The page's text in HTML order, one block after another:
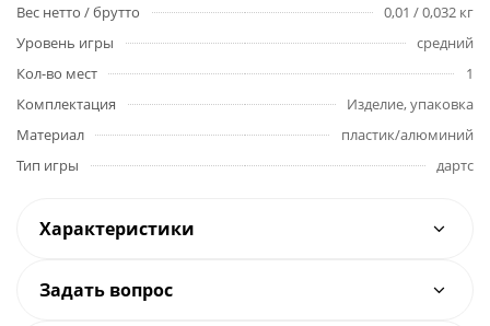
Вес нетто / брутто
0,01 / 0,032 кг
Уровень игры
средний
Кол-во мест
1
Комплектация
Изделие, упаковка
Материал
пластик/алюминий
Тип игры
дартс
Характеристики
Задать вопрос